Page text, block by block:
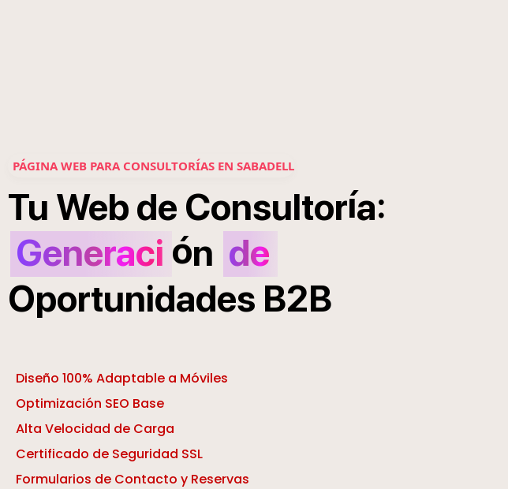
PÁGINA WEB PARA CONSULTORÍAS EN SABADELL
Tu Web de Consultoría:
Generaci ón de
Oportunidades B2B
Diseño 100% Adaptable a Móviles
Optimización SEO Base
Alta Velocidad de Carga
Certificado de Seguridad SSL
Formularios de Contacto y Reservas